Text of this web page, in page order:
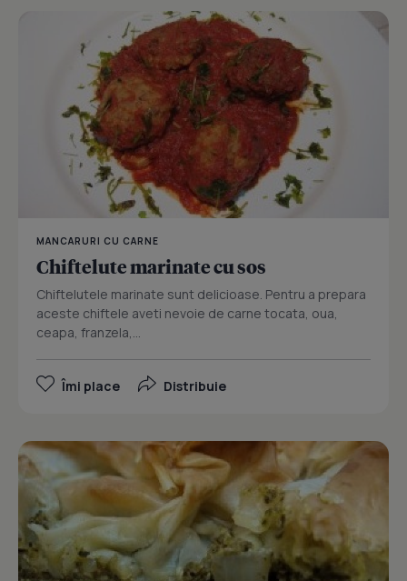
MANCARURI CU CARNE
Chiftelute marinate cu sos
Chiftelutele marinate sunt delicioase. Pentru a prepara
aceste chiftele aveti nevoie de carne tocata, oua,
ceapa, franzela,...
Îmi place Distribuie